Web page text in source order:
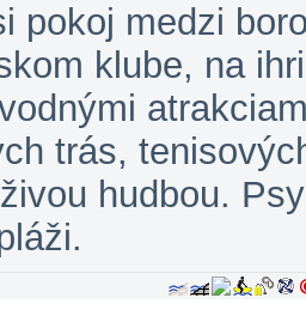
pokoj medzi
klube, na
trás,
hudbou.